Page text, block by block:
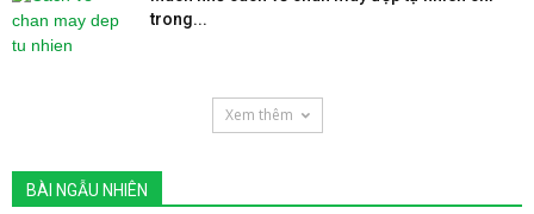
trong...
Xem thêm
BÀI NGẪU NHIÊN